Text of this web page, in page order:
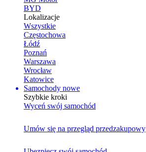
BYD
Lokalizacje
Wszystkie
Częstochowa
Łódź
Poznań
Warszawa
Wrocław
Katowice
Samochody nowe
Szybkie kroki
Wyceń swój samochód
Umów się na przegląd przedzakupowy